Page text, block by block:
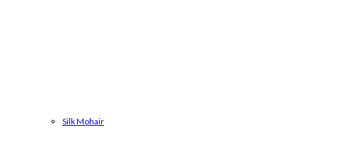
Silk Mohair